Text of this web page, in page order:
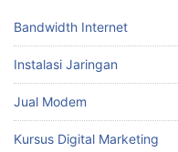
Bandwidth Internet
Instalasi Jaringan
Jual Modem
Kursus Digital Marketing